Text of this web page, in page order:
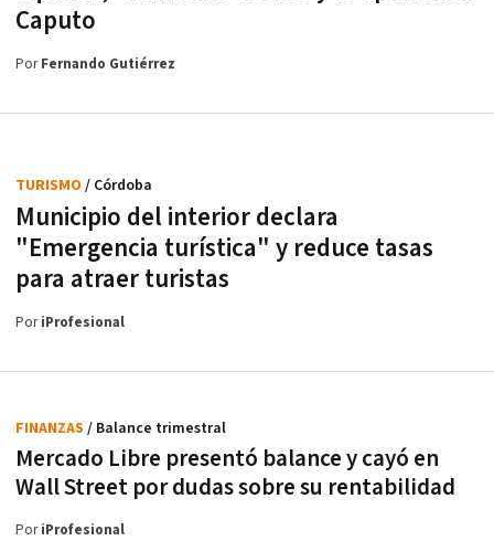
Caputo
PorFernando Gutiérrez
Municipio del interior declara
"Emergencia turística" y reduce tasas
para atraer turistas
TURISMO / Córdoba
PoriProfesional
Mercado Libre presentó balance y cayó en
Wall Street por dudas sobre su rentabilidad
FINANZAS / Balance trimestral
PoriProfesional